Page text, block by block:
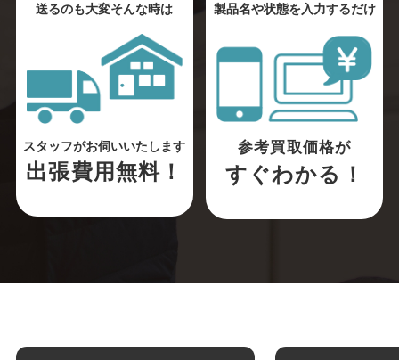
送るのも大変そんな時は
スタッフがお伺いいたします
出張費用無料！
製品名や状態を入力するだけ
参考買取価格が
すぐわかる！